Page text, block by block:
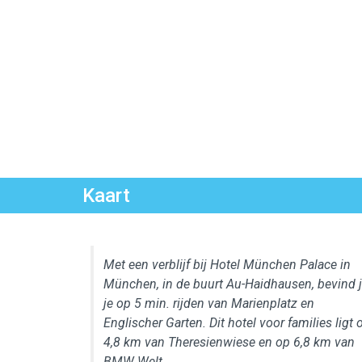
Kaart
Met een verblijf bij Hotel München Palace in
München, in de buurt Au-Haidhausen, bevind
je op 5 min. rijden van Marienplatz en
Englischer Garten. Dit hotel voor families ligt
4,8 km van Theresienwiese en op 6,8 km van